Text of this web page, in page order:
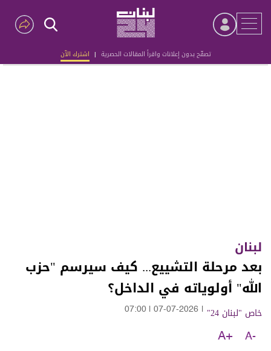
تصفّح بدون إعلانات واقرأ المقالات الحصرية | اشترك الآن
Advertisement
لبنان
بعد مرحلة التشييع... كيف سيرسم "حزب
الله" أولوياته في الداخل؟
خاص "لبنان 24" 07-07-2026
07:00
A-
A+